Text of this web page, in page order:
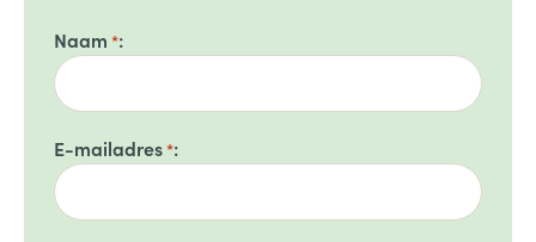
Naam *
E-mailadres*